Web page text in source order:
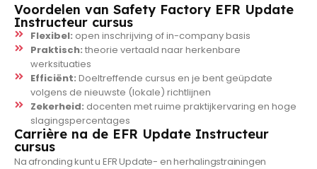
Voordelen van Safety Factory EFR Update
Instructeur cursus
Flexibel: open inschrijving of in-company basis
Praktisch: theorie vertaald naar herkenbare
werksituaties
Efficiënt: Doeltreffende cursus en je bent geüpdate
volgens de nieuwste (lokale) richtlijnen
Zekerheid: docenten met ruime praktijkervaring en hoge
slagingspercentages
Carrière na de EFR Update Instructeur
cursus
Na afronding kunt u EFR Update- en herhalingstrainingen